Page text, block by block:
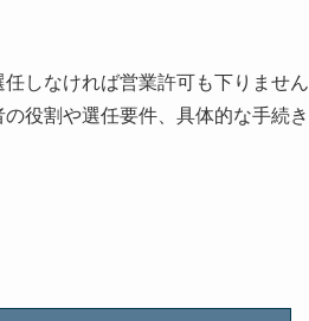
しなければ営業許可も下りません
役割や選任要件、具体的な手続